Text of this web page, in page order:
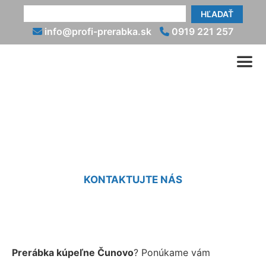
HĽADAŤ
info@profi-prerabka.sk 0919 221 257
KONTAKTUJTE NÁS
Prerábka kúpeľne Čunovo? Ponúkame vám